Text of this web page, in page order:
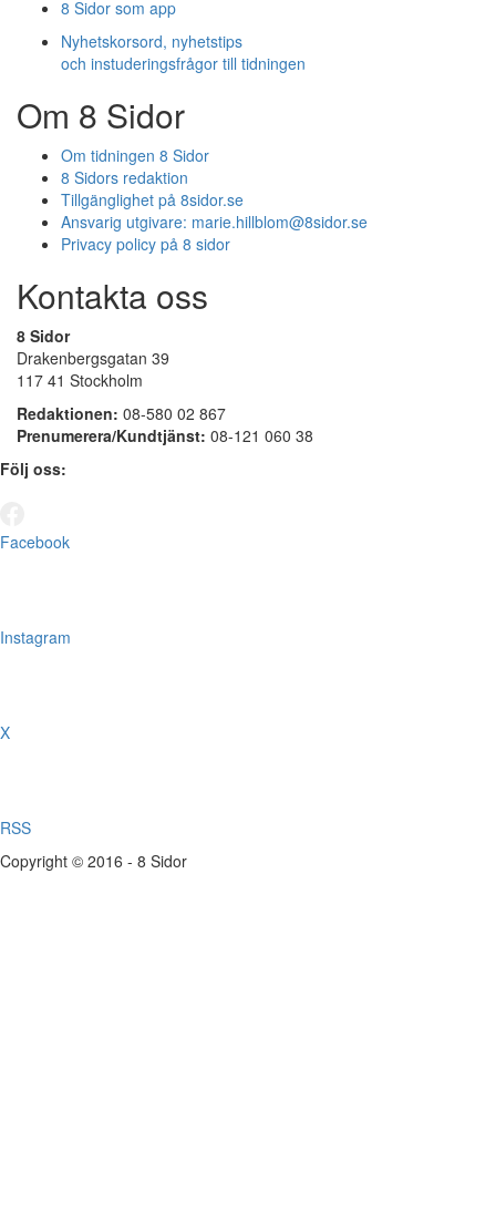
8 Sidor som app
Nyhetskorsord, nyhetstips
och instuderingsfrågor till tidningen
Om 8 Sidor
Om tidningen 8 Sidor
8 Sidors redaktion
Tillgänglighet på 8sidor.se
Ansvarig utgivare: marie.hillblom@8sidor.se
Privacy policy på 8 sidor
Kontakta oss
8 Sidor
Drakenbergsgatan 39
117 41 Stockholm
Redaktionen: 08-580 02 867
Prenumerera/Kundtjänst: 08-121 060 38
Följ oss:
Facebook
Instagram
X
RSS
Copyright © 2016 - 8 Sidor